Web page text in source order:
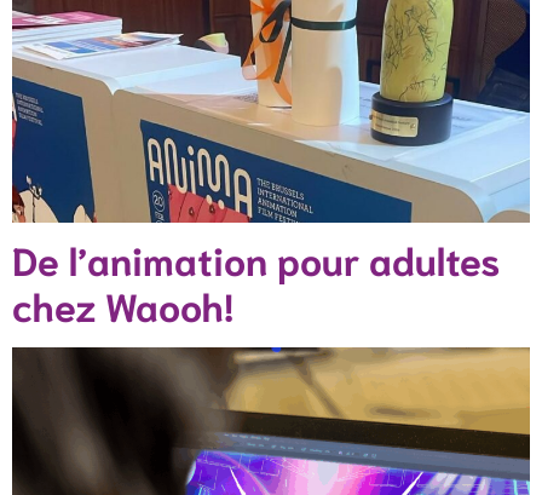
De l’animation pour adultes
chez Waooh!